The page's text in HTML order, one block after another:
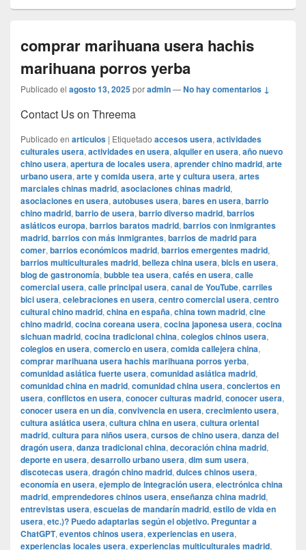
comprar marihuana usera hachis
marihuana porros yerba
Publicado el agosto 13, 2025poradmin—No hay comentarios ↓
Contact Us on Threema
Publicado en articulos | Etiquetado accesos usera, actividades
culturales usera, actividades en usera, alquiler en usera, año nuevo
chino usera, apertura de locales usera, aprender chino madrid, arte
urbano usera, arte y comida usera, arte y cultura usera, artes
marciales chinas madrid, asociaciones chinas madrid,
asociaciones en usera, autobuses usera, bares en usera, barrio
chino madrid, barrio de usera, barrio diverso madrid, barrios
asiáticos europa, barrios baratos madrid, barrios con inmigrantes
madrid, barrios con más inmigrantes, barrios de madrid para
comer, barrios económicos madrid, barrios emergentes madrid,
barrios multiculturales madrid, belleza china usera, bicis en usera,
blog de gastronomía, bubble tea usera, cafés en usera, calle
comercial usera, calle principal usera, canal de YouTube, carriles
bici usera, celebraciones en usera, centro comercial usera, centro
cultural chino madrid, china en españa, china town madrid, cine
chino madrid, cocina coreana usera, cocina japonesa usera, cocina
sichuan madrid, cocina tradicional china, colegios chinos usera,
colegios en usera, comercio en usera, comida callejera china,
comprar marihuana usera hachis marihuana porros yerba,
comunidad asiática fuerte usera, comunidad asiática madrid,
comunidad china en madrid, comunidad china usera, conciertos en
usera, conflictos en usera, conocer culturas madrid, conocer usera,
conocer usera en un día, convivencia en usera, crecimiento usera,
cultura asiática usera, cultura china en usera, cultura oriental
madrid, cultura para niños usera, cursos de chino usera, danza del
dragón usera, danza tradicional china, decoración china madrid,
deporte en usera, desarrollo urbano usera, dim sum usera,
discotecas usera, dragón chino madrid, dulces chinos usera,
economía en usera, ejemplo de integración usera, electrónica china
madrid, emprendedores chinos usera, enseñanza china madrid,
entrevistas usera, escuelas de mandarín madrid, estilo de vida en
usera, etc.)? Puedo adaptarlas según el objetivo. Preguntar a
ChatGPT, eventos chinos usera, experiencias en usera,
experiencias locales usera, experiencias multiculturales madrid,